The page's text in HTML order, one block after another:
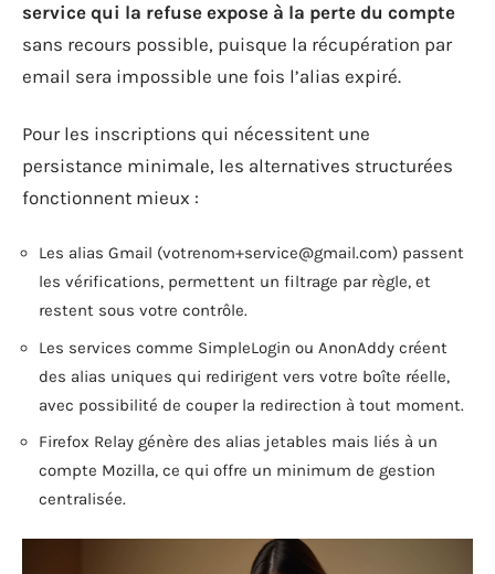
service qui la refuse expose à la perte du compte
sans recours possible, puisque la récupération par
email sera impossible une fois l’alias expiré.
Pour les inscriptions qui nécessitent une
persistance minimale, les alternatives structurées
fonctionnent mieux :
Les alias Gmail (votrenom+service@gmail.com) passent
les vérifications, permettent un filtrage par règle, et
restent sous votre contrôle.
Les services comme SimpleLogin ou AnonAddy créent
des alias uniques qui redirigent vers votre boîte réelle,
avec possibilité de couper la redirection à tout moment.
Firefox Relay génère des alias jetables mais liés à un
compte Mozilla, ce qui offre un minimum de gestion
centralisée.